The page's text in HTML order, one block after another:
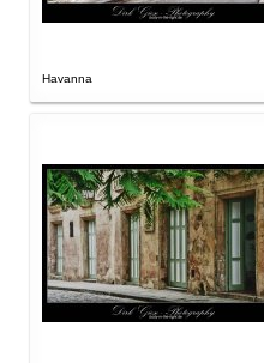
Havanna